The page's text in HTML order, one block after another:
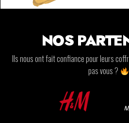
NOS
Ils nous ont fait confiance pour leurs
pas vous ?